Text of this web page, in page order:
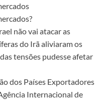
não vai atacar as
do Irã aliviaram os
tensões pudesse afetar
dos Países Exportadores
Internacional de